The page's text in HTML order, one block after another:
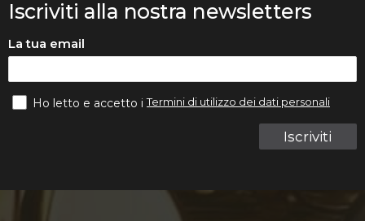
Iscriviti alla nostra newsletters
La tua email
Iscriviti
Ho letto e accetto iTermini di utilizzo dei dati personali